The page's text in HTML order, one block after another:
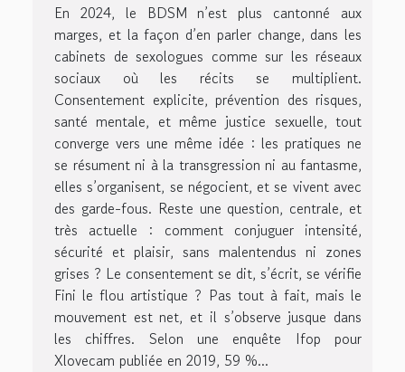
En 2024, le BDSM n’est plus cantonné aux
marges, et la façon d’en parler change, dans les
cabinets de sexologues comme sur les réseaux
sociaux où les récits se multiplient.
Consentement explicite, prévention des risques,
santé mentale, et même justice sexuelle, tout
converge vers une même idée : les pratiques ne
se résument ni à la transgression ni au fantasme,
elles s’organisent, se négocient, et se vivent avec
des garde-fous. Reste une question, centrale, et
très actuelle : comment conjuguer intensité,
sécurité et plaisir, sans malentendus ni zones
grises ? Le consentement se dit, s’écrit, se vérifie
Fini le flou artistique ? Pas tout à fait, mais le
mouvement est net, et il s’observe jusque dans
les chiffres. Selon une enquête Ifop pour
Xlovecam publiée en 2019, 59 %...